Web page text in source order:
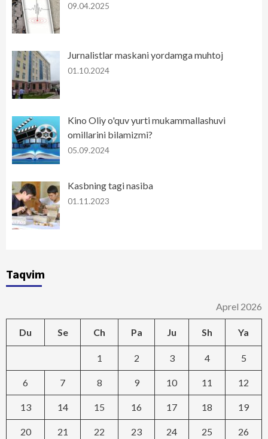
09.04.2025
Jurnalistlar maskani yordamga muhtoj
01.10.2024
Kino Oliy o'quv yurti mukammallashuvi
omillarini bilamizmi?
05.09.2024
Kasbning tagi nasiba
01.11.2023
Taqvim
Aprel 2026
Du Se Ch Pa Ju Sh Ya
1 2 3 4 5
6 7 8 9 10 11 12
13 14 15 16 17 18 19
20 21 22 23 24 25 26